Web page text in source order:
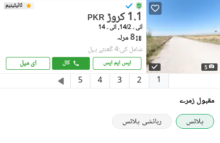
5
ٹائیٹینیم
PKR 1.1 کروڑ
آئی ۔ 14/2, آئی ۔ 14
8 مرلہ
شامل کی:4 گھنٹے پہل
ایس ایم ایس کال ای میل
1
2
3
4
5
مقبول زمرے
پلاٹس
رہائشی پلاٹس